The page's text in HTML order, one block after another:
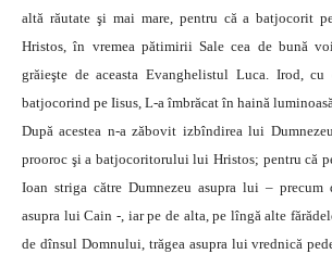
altă răutate şi mai mare, pentru că a batjocorit
Hristos, în vremea pătimirii Sale cea de bună
grăieşte de aceasta Evanghelistul Luca. Irod,
batjocorind pe Iisus, L-a îmbrăcat în haină
După acestea n-a zăbovit izbîndirea lui
prooroc şi a batjocoritorului lui Hristos; pentru că
Ioan striga către Dumnezeu asupra lui –
asupra lui Cain -, iar pe de alta, pe lîngă alte
de dînsul Domnului, trăgea asupra lui vrednică